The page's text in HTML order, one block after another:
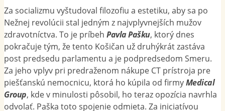
Za socializmu vyštudoval filozofiu a estetiku, aby sa po
Nežnej revolúcii stal jedným z najvplyvnejších mužov
zdravotníctva. To je príbeh Pavla Pašku, ktorý dnes
pokračuje tým, že tento Košičan už druhýkrát zastáva
post predsedu parlamentu a je podpredsedom Smeru.
Za jeho vplyv pri predraženom nákupe CT prístroja pre
piešťanskú nemocnicu, ktorá ho kúpila od firmyMedical
Group, kde v minulosti pôsobil, ho teraz opozícia navrhla
odvolať. Paška toto spojenie odmieta. Za iniciatívou